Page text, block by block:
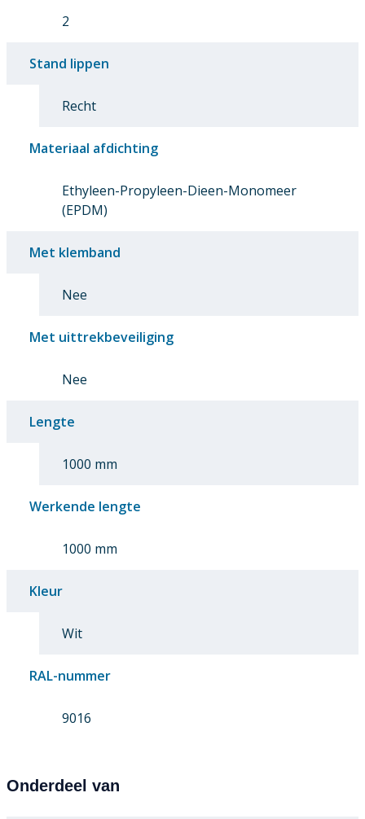
2
Stand lippen
Recht
Materiaal afdichting
Ethyleen-Propyleen-Dieen-Monomeer
(EPDM)
Met klemband
Nee
Met uittrekbeveiliging
Nee
Lengte
1000 mm
Werkende lengte
1000 mm
Kleur
Wit
RAL-nummer
9016
Onderdeel van